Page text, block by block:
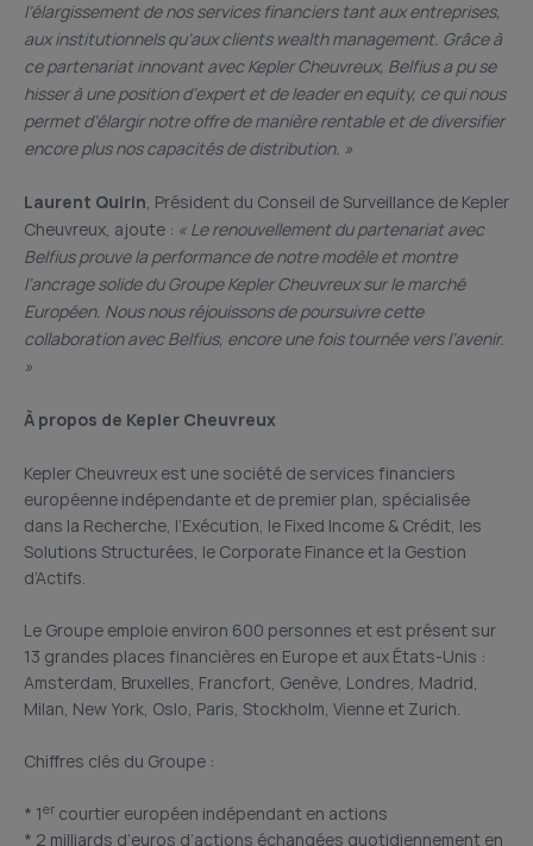
l’élargissement de nos services financiers tant aux entreprises,
aux institutionnels qu’aux clients wealth management. Grâce à
ce partenariat innovant avec Kepler Cheuvreux, Belfius a pu se
hisser à une position d’expert et de leader en equity, ce qui nous
permet d’élargir notre offre de manière rentable et de diversifier
encore plus nos capacités de distribution. »
Laurent Quirin, Président du Conseil de Surveillance de Kepler
Cheuvreux, ajoute : « Le renouvellement du partenariat avec
Belfius prouve la performance de notre modèle et montre
l’ancrage solide du Groupe Kepler Cheuvreux sur le marché
Européen. Nous nous réjouissons de poursuivre cette
collaboration avec Belfius, encore une fois tournée vers l’avenir.
»
À propos de Kepler Cheuvreux
Kepler Cheuvreux est une société de services financiers
européenne indépendante et de premier plan, spécialisée
dans la Recherche, l’Exécution, le Fixed Income & Crédit, les
Solutions Structurées, le Corporate Finance et la Gestion
d’Actifs.
Le Groupe emploie environ 600 personnes et est présent sur
13 grandes places financières en Europe et aux États-Unis :
Amsterdam, Bruxelles, Francfort, Genève, Londres, Madrid,
Milan, New York, Oslo, Paris, Stockholm, Vienne et Zurich.
Chiffres clés du Groupe :
* 1er courtier européen indépendant en actions
* 2 milliards d’euros d’actions échangées quotidiennement en